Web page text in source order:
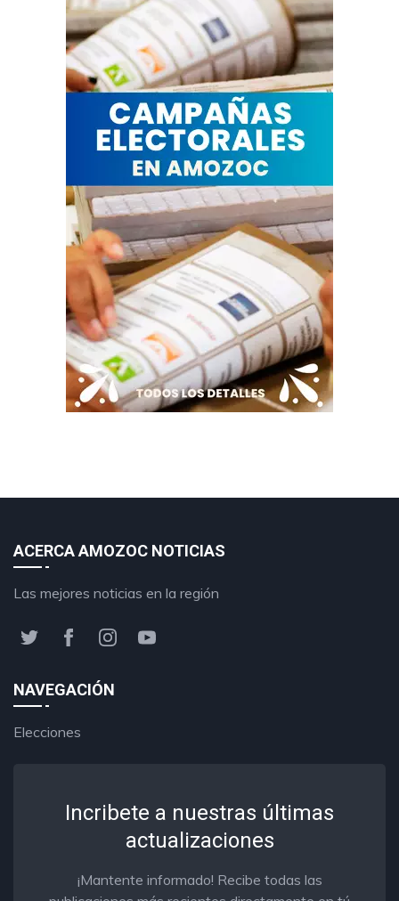
ACERCA AMOZOC NOTICIAS
Las mejores noticias en la región
NAVEGACIÓN
Elecciones
Incribete a nuestras últimas
actualizaciones
¡Mantente informado! Recibe todas las